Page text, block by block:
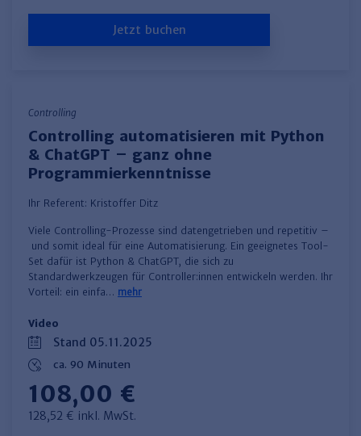
Jetzt buchen
Controlling
Controlling automatisieren mit Python
& ChatGPT – ganz ohne
Programmierkenntnisse
Ihr Referent: Kristoffer Ditz
Viele Controlling-Prozesse sind datengetrieben und repetitiv –
und somit ideal für eine Automatisierung. Ein geeignetes Tool-
Set dafür ist Python & ChatGPT, die sich zu
Standardwerkzeugen für Controller:innen entwickeln werden. Ihr
Vorteil: ein einfa… mehr
Video
Stand 05.11.2025
ca. 90 Minuten
108,00 €
128,52 € inkl. MwSt.